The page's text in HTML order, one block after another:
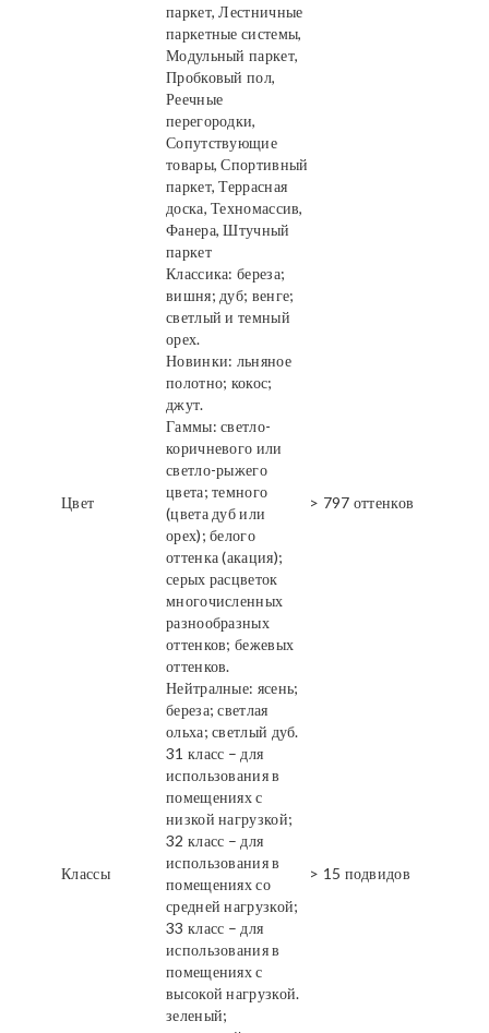
паркет, Лестничные
паркетные системы,
Модульный паркет,
Пробковый пол,
Реечные
перегородки,
Сопутствующие
товары, Спортивный
паркет, Террасная
доска, Техномассив,
Фанера, Штучный
паркет
Цвет
Классика: береза;
вишня; дуб; венге;
светлый и темный
орех.
Новинки: льняное
полотно; кокос;
джут.
Гаммы: светло-
коричневого или
светло-рыжего
цвета; темного
(цвета дуб или
орех); белого
оттенка (акация);
серых расцветок
многочисленных
разнообразных
оттенков; бежевых
оттенков.
Нейтралные: ясень;
береза; светлая
ольха; светлый дуб.
> 797 оттенков
Классы
31 класс – для
использования в
помещениях с
низкой нагрузкой;
32 класс – для
использования в
помещениях со
средней нагрузкой;
33 класс – для
использования в
помещениях с
высокой нагрузкой.
> 15 подвидов
зеленый;